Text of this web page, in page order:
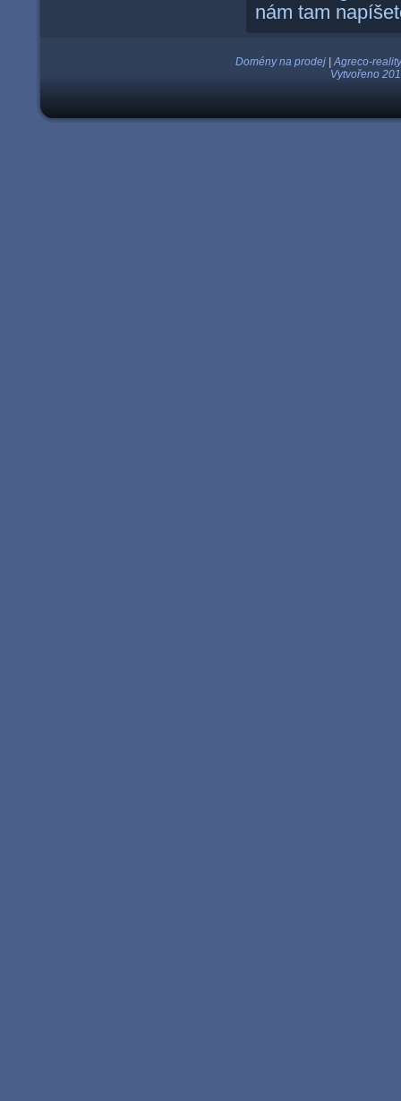
nám tam
Domény na prodej |Agreco-
Vytvořeno